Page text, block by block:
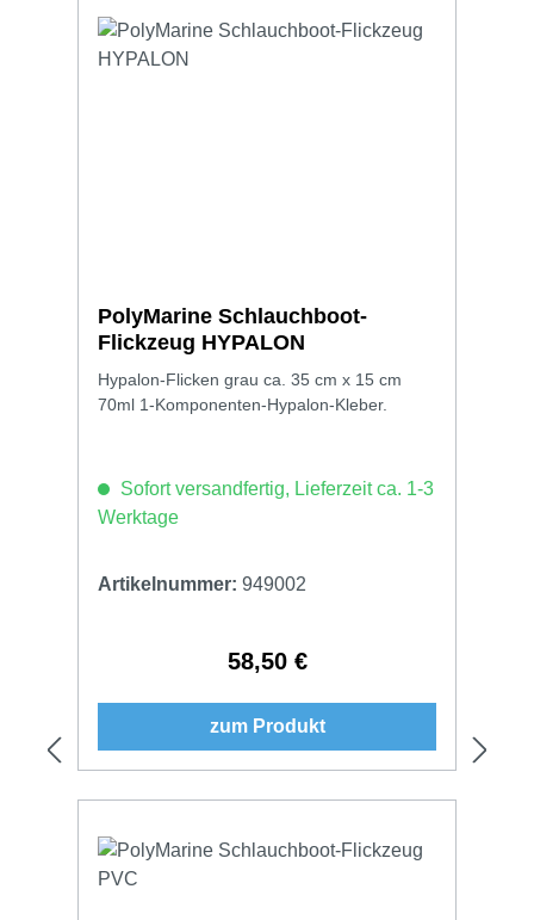
PolyMarine Schlauchboot-
Flickzeug HYPALON
Hypalon-Flicken grau ca. 35 cm x 15 cm
70ml 1-Komponenten-Hypalon-Kleber.
Sofort versandfertig, Lieferzeit ca. 1-3
Werktage
Artikelnummer: 949002
Regulärer Preis:
58,50 €
zum Produkt